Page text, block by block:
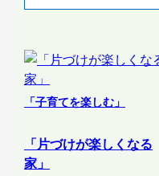
「子育てを楽しむ」
「片づけが楽しくなる
家」